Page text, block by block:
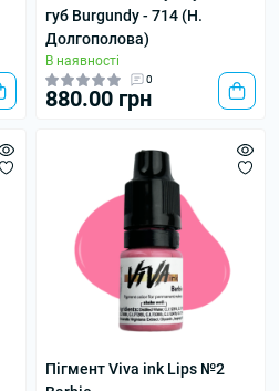
губ Burgundy - 714 (Н.
Долгополова)
В наявності
0
880.00 грн
Пігмент Viva ink Lips №2